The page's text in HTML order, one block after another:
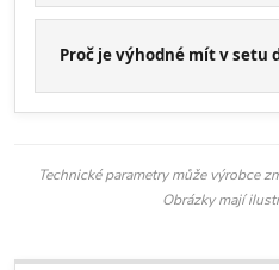
Proč je výhodné mít v setu
Technické parametry může výrobce
Obrázky mají